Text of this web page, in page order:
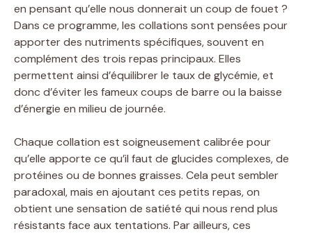
en pensant qu’elle nous donnerait un coup de fouet ?
Dans ce programme, les collations sont pensées pour
apporter des nutriments spécifiques, souvent en
complément des trois repas principaux. Elles
permettent ainsi d’équilibrer le taux de glycémie, et
donc d’éviter les fameux coups de barre ou la baisse
d’énergie en milieu de journée.
Chaque collation est soigneusement calibrée pour
qu’elle apporte ce qu’il faut de glucides complexes, de
protéines ou de bonnes graisses. Cela peut sembler
paradoxal, mais en ajoutant ces petits repas, on
obtient une sensation de satiété qui nous rend plus
résistants face aux tentations. Par ailleurs, ces